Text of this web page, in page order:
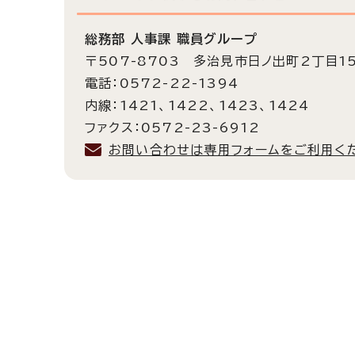
総務部 人事課 職員グループ
〒507-8703 多治見市日ノ出町2丁目
電話：0572-22-1394
内線：1421、1422、1423、1424
ファクス：0572-23-6912
お問い合わせは専用フォームをご利用く